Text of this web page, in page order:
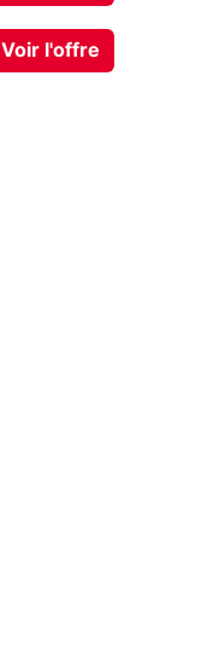
Voir l'offre